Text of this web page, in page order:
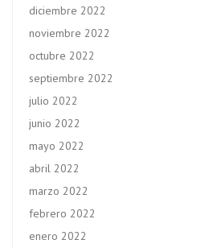
diciembre 2022
noviembre 2022
octubre 2022
septiembre 2022
julio 2022
junio 2022
mayo 2022
abril 2022
marzo 2022
febrero 2022
enero 2022